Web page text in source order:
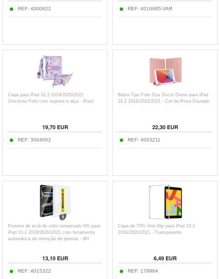
REF: 4000622 REF: 4016685-VAR
Capa para iPad 10.2 2019/2020/2021
Unicórnio Fofo com suporte e alça - Roxo
19,70EUR
REF: 3004002
Bolsa Tipo Folio Dux Ducis Domo para iPad
10.2 2019/2020/2021 - Cor-de-Rosa Dourado
22,30EUR
REF: 4003211
Protetor de ecrã de vidro temperado HD para
iPad 10.2 2019/2020/2021 com ferramenta
automática de remoção de poeiras - 9H
13,10EUR
REF: 4015322
Capa de TPU Anti-Slip para iPad 10.2
2019/2020/2021 - Transparente
6,49EUR
REF: 178964